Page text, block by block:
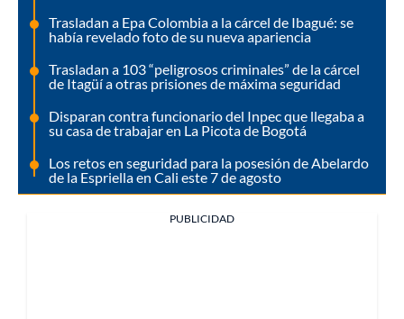
Trasladan a Epa Colombia a la cárcel de Ibagué: se
había revelado foto de su nueva apariencia
Trasladan a 103 “peligrosos criminales” de la cárcel
de Itagüí a otras prisiones de máxima seguridad
Disparan contra funcionario del Inpec que llegaba a
su casa de trabajar en La Picota de Bogotá
Los retos en seguridad para la posesión de Abelardo
de la Espriella en Cali este 7 de agosto
PUBLICIDAD